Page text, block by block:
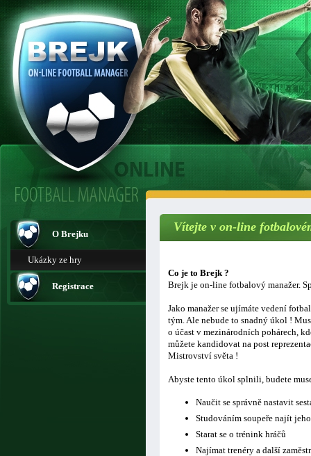
O Brejku
Ukázky ze hry
Registrace
Vítejte v on-line
Co je to Brejk ?
Brejk je on-line fotbalový manažer.
Jako manažer se ujímáte vedení
tým. Ale nebude to snadný úkol !
o účast v mezinárodních pohárech,
můžete kandidovat na post
Mistrovství světa !
Abyste tento úkol splnili, budete
Naučit se správně nastavit
Studováním soupeře najít
Starat se o trénink hráčů
Najímat trenéry a další